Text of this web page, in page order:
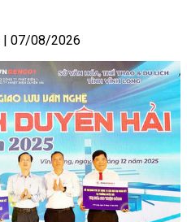
| 07/08/2026